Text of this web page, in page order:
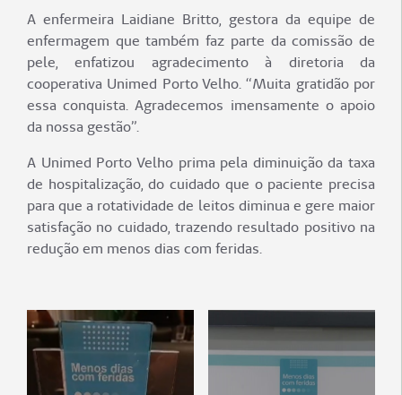
A enfermeira Laidiane Britto, gestora da equipe de
enfermagem que também faz parte da comissão de
pele, enfatizou agradecimento à diretoria da
cooperativa Unimed Porto Velho. “Muita gratidão por
essa conquista. Agradecemos imensamente o apoio
da nossa gestão”.
A Unimed Porto Velho prima pela diminuição da taxa
de hospitalização, do cuidado que o paciente precisa
para que a rotatividade de leitos diminua e gere maior
satisfação no cuidado, trazendo resultado positivo na
redução em menos dias com feridas.